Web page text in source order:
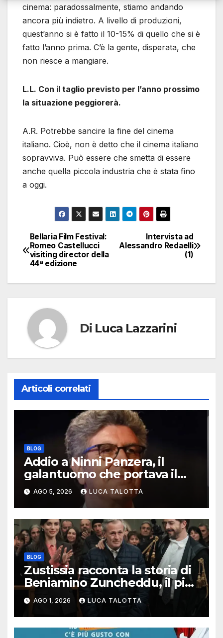
cinema: paradossalmente, stiamo andando
ancora più indietro. A livello di produzioni,
quest’anno si è fatto il 10-15% di quello che si è
fatto l’anno prima. C’è la gente, disperata, che
non riesce a mangiare.
L.L. Con il taglio previsto per l’anno prossimo
la situazione peggiorerà.
A.R. Potrebbe sancire la fine del cinema
italiano. Cioè, non è detto che il cinema italiano
sopravviva. Può essere che smetta di essere
anche quella piccola industria che è stata fino
a oggi.
Navigazione
articoli
Intervista ad
Alessandro Redaelli
(1)
Bellaria Film Festival:
Romeo Castellucci
visiting director della
44ª edizione
Di Luca Lazzarini
Articoli correlati
BLOG
Addio a Ninni Panzera, il
galantuomo che portava il
cinema dove non c’era
AGO 5, 2026 LUCA TALOTTA
BLOG
Zustissia racconta la storia di
Beniamino Zuncheddu, il più
lungo errore giudiziario della
storia italiana
AGO 1, 2026 LUCA TALOTTA